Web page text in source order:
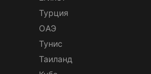
Турция
ОАЭ
Тунис
Таиланд